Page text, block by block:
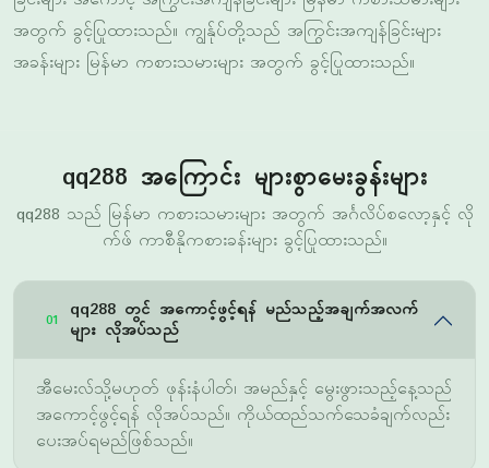
က်ဖ် ကာစီနိုကစားခန်းများ ခွင့်ပြုထားသည်။
qq288 တွင် အကောင့်ဖွင့်ရန် မည်သည့်အချက်အလက်
များ လိုအပ်သည်
အီမေးလ်သို့မဟုတ် ဖုန်းနံပါတ်၊ အမည်နှင့် မွေးဖွားသည့်နေ့သည်
အကောင့်ဖွင့်ရန် လိုအပ်သည်။ ကိုယ်ထည်သက်သေခံချက်လည်း
02 KBZPay သို့မဟုတ် WavePay မှ ငွေလွှဲခြင်းများ မည်